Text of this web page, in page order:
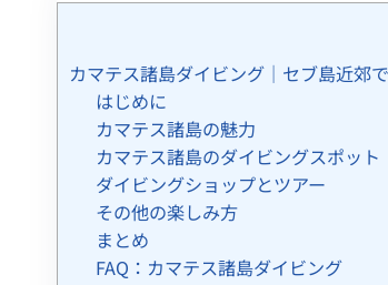
カマテス諸島ダイビング｜セブ島近郊
はじめに
カマテス諸島の魅力
カマテス諸島のダイビングスポット
ダイビングショップとツアー
その他の楽しみ方
まとめ
FAQ：カマテス諸島ダイビング